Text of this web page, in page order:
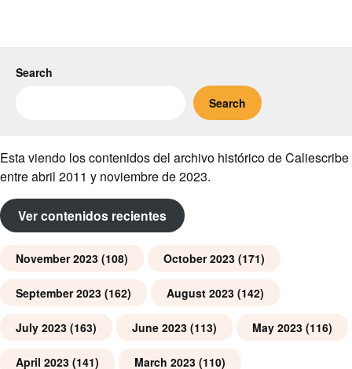
Search
Search
Esta viendo los contenidos del archivo histórico de Caliescribe
entre abril 2011 y noviembre de 2023.
Ver contenidos recientes
November 2023 (108) October 2023 (171)
September 2023 (162) August 2023 (142)
July 2023 (163) June 2023 (113) May 2023 (116)
April 2023 (141) March 2023 (110)